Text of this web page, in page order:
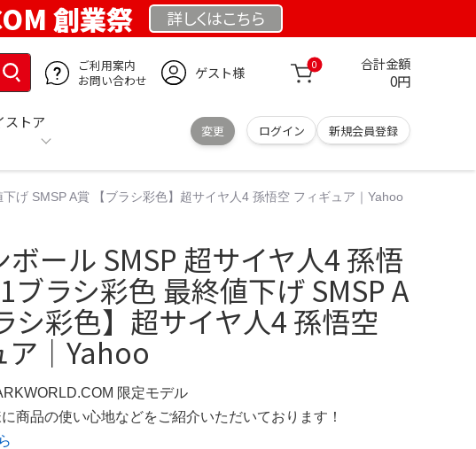
創業祭 詳しくはこちら
ご利用案内
お問い合わせ
ゲスト様 0 合計金額
0円
ストア
変更 ログイン 新規会員登録
げ SMSP A賞 【ブラシ彩色】超サイヤ人4 孫悟空 フィギュア｜Yahoo
ボール SMSP 超サイヤ人4 孫悟
ブラシ彩色 最終値下げ SMSP A
シ彩色】超サイヤ人4 孫悟空
ア｜Yahoo
限定モデル
商品の使い心地などをご紹介いただいております！